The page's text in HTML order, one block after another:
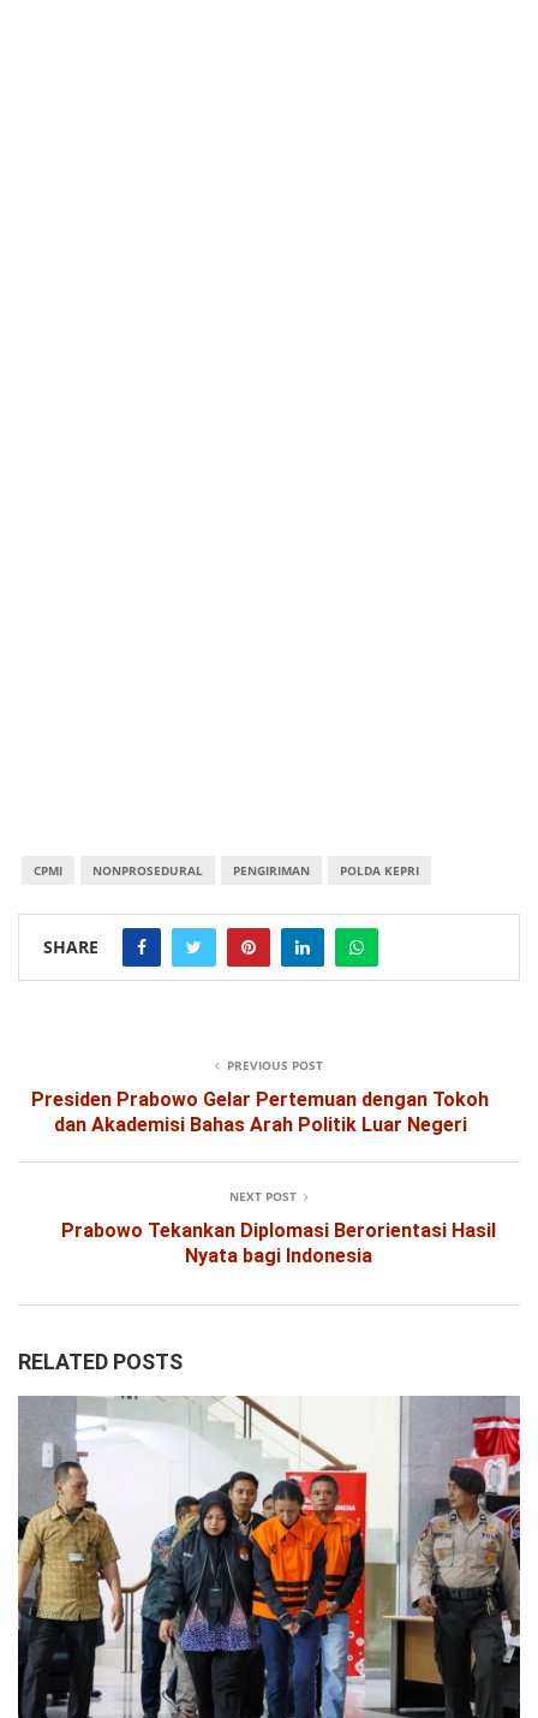
CPMI NONPROSEDURAL PENGIRIMAN POLDA KEPRI
SHARE
PREVIOUS POST
Presiden Prabowo Gelar Pertemuan dengan Tokoh
dan Akademisi Bahas Arah Politik Luar Negeri
NEXT POST
Prabowo Tekankan Diplomasi Berorientasi Hasil
Nyata bagi Indonesia
RELATED POSTS